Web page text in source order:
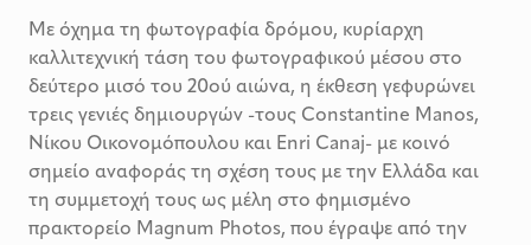
Με όχημα τη φωτογραφία δρόμου, κυρίαρχη
καλλιτεχνική τάση του φωτογραφικού μέσου στο
δεύτερο μισό του 20ού αιώνα, η έκθεση γεφυρώνει
τρεις γενιές δημιουργών -τους Constantine Manos,
Νίκου Οικονομόπουλου και Enri Canaj- με κοινό
σημείο αναφοράς τη σχέση τους με την Ελλάδα και
τη συμμετοχή τους ως μέλη στο φημισμένο
πρακτορείο Magnum Photos, που έγραψε από την